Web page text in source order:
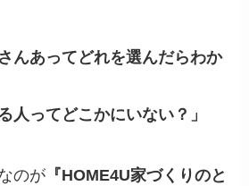
んあってどれを選んだらわか
人ってどこかにいない？」
のが 『HOME4U家づくりのと